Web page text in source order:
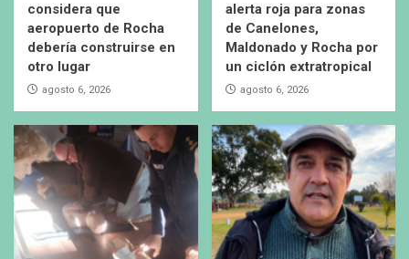
considera que
aeropuerto de Rocha
debería construirse en
otro lugar
agosto 6, 2026
alerta roja para zonas
de Canelones,
Maldonado y Rocha por
un ciclón extratropical
agosto 6, 2026